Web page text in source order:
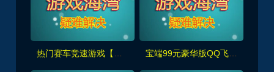
宝端99元豪华版QQ飞车,全车系全皮肤,带GM工具,可局域网 功能完善